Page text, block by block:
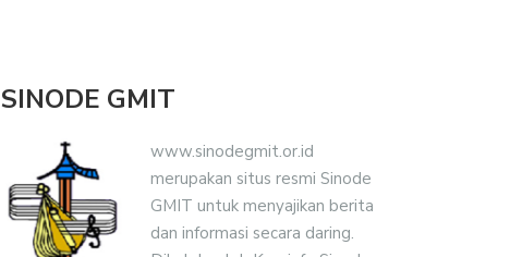
SINODE GMIT
www.sinodegmit.or.id
merupakan situs resmi Sinode
GMIT untuk menyajikan berita
dan informasi secara daring.